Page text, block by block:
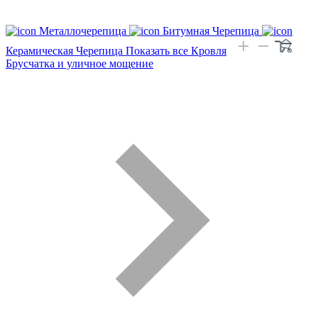
Металлочерепица
Битумная Черепица
Керамическая Черепица Показать все Кровля
Брусчатка и уличное мощение